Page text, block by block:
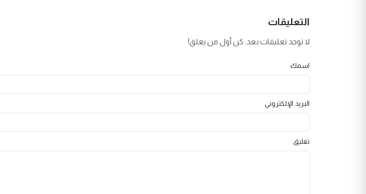
التعليقات
لا توجد تعليقات بعد. كن أول من يعلق!
اسمك
البريد الإلكتروني
تعليق